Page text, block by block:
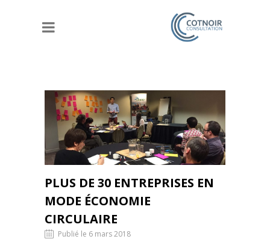
PLUS DE 30 ENTREPRISES EN
MODE ÉCONOMIE
CIRCULAIRE
Publié le 6 mars 2018